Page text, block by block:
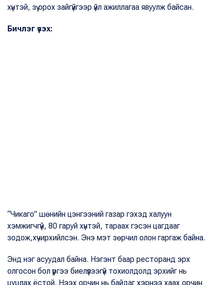
хүнтэй, зүү орох зайгүйгээр үйл ажиллагаа явуулж байсан.
Бичлэг үзэх:
“Чикаго” шөнийн цэнгээний газар гэхэд халуун
хэмжигчгүй, 80 гаруй хүнтэй, тараах гэсэн цагдааг
зодож,хүчирхийлсэн. Энэ мэт зөрчил олон гаргаж байна.
Энд нэг асуудал байна. Нэгэнт баар ресторанд эрх
олгосон бол үүргээ биелүүлээгүй тохиолдолд эрхийг нь
цуцлах ёстой. Нээх орчин нь байдаг хэрнээ хаах орчин